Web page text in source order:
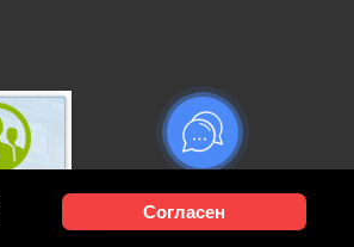
Согласен